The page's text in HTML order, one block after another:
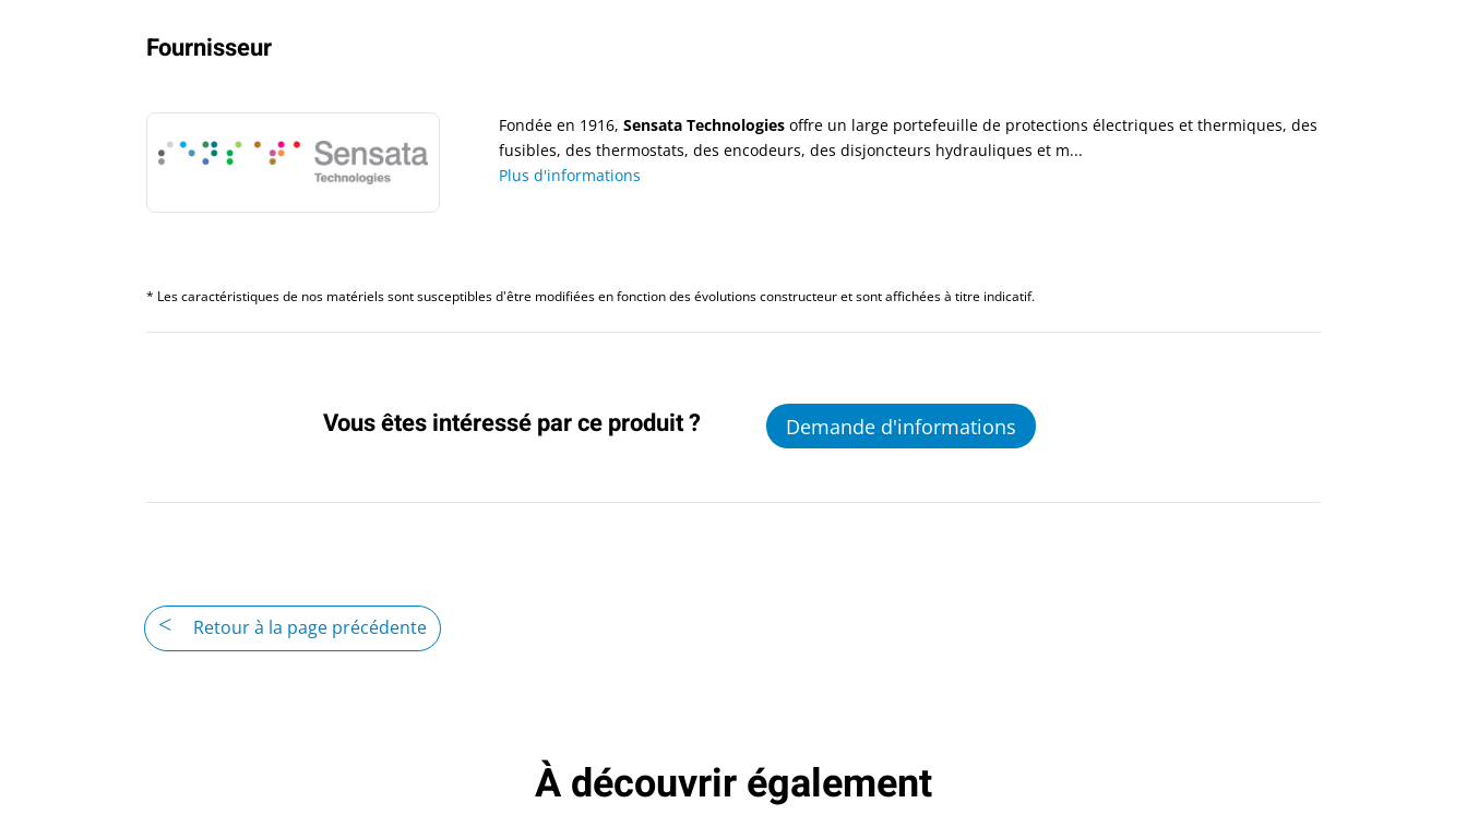
Fournisseur
Fondée en 1916, Sensata Technologiesoffre un large portefeuille de protections électriques et thermiques, des
fusibles, des thermostats, des encodeurs, des disjoncteurs hydrauliques et m...
Plus d'informations
* Les caractéristiques de nos matériels sont susceptibles d'être modifiées en fonction des évolutions constructeur et sont affichées à titre indicatif.
Vous êtes intéressé par ce produit ? Demande d'informations
Retour à la page précédente
À découvrir également